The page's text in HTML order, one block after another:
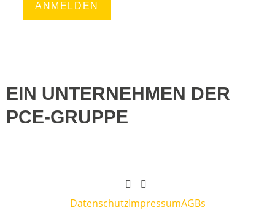
ANMELDEN
EIN UNTERNEHMEN DER
PCE-GRUPPE
DatenschutzImpressumAGBs